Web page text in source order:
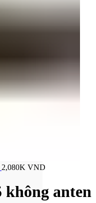
2,080K VND
không anten